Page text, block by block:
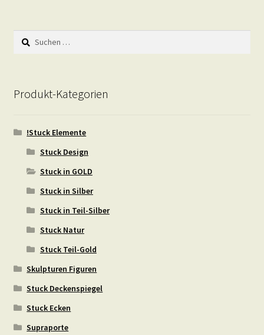
Suchen
nach:
Produkt-Kategorien
!Stuck Elemente
Stuck Design
Stuck in GOLD
Stuck in Silber
Stuck in Teil-Silber
Stuck Natur
Stuck Teil-Gold
Skulpturen Figuren
Stuck Deckenspiegel
Stuck Ecken
Supraporte